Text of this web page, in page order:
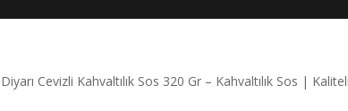
Cevizli Kahvaltılık Sos 320 Gr – Kahvaltılık Sos |